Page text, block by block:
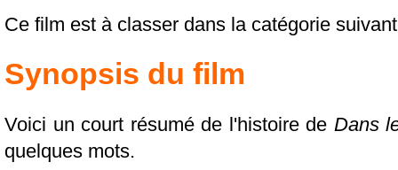
Ce film est à classer dans la catégorie
Synopsis du film
Voici un court résumé de l'histoire de Dans
quelques mots.